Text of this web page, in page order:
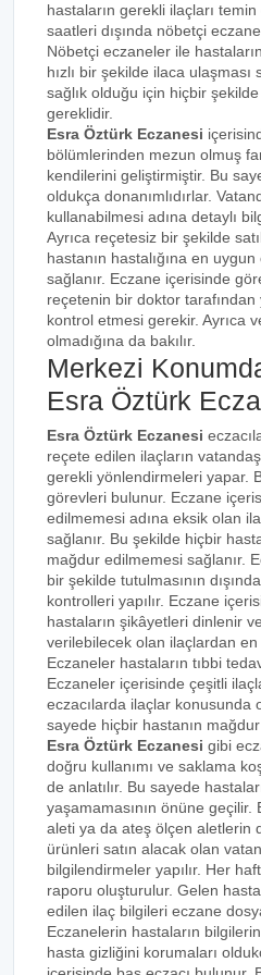
hastaların gerekli ilaçları
saatleri dışında nöbetçi
Nöbetçi eczaneler ile
hızlı bir şekilde ilaca ulaşması
sağlık olduğu için hiçbir
gereklidir.
Esra Öztürk Eczanesi
bölümlerinden mezun olmuş
kendilerini geliştirmiştir. Bu
oldukça donanımlıdırlar.
kullanabilmesi adına detaylı
Ayrıca reçetesiz bir şekilde
hastanın hastalığına en
sağlanır. Eczane içerisinde
reçetenin bir doktor tarafından
kontrol etmesi gerekir. Ayrıca
olmadığına da bakılır.
Merkezi
Esra Öztürk
Esra Öztürk Eczanesi
reçete edilen ilaçların
gerekli yönlendirmeleri yapar.
görevleri bulunur. Eczane
edilmemesi adına eksik olan
sağlanır. Bu şekilde hiçbir
mağdur edilmemesi sağlanır.
bir şekilde tutulmasının
kontrolleri yapılır. Eczane
hastaların şikâyetleri dinlenir
verilebilecek olan ilaçlardan en
Eczaneler hastaların tıbbi
Eczaneler içerisinde çeşitli
eczacılarda ilaçlar konusunda
sayede hiçbir hastanın
Esra Öztürk Eczanesi gibi
doğru kullanımı ve saklama
de anlatılır. Bu sayede
yaşamamasının önüne
aleti ya da ateş ölçen aletlerin
ürünleri satın alacak olan
bilgilendirmeler yapılır. Her
raporu oluşturulur. Gelen
edilen ilaç bilgileri eczane
Eczanelerin hastaların
hasta gizliğini korumaları